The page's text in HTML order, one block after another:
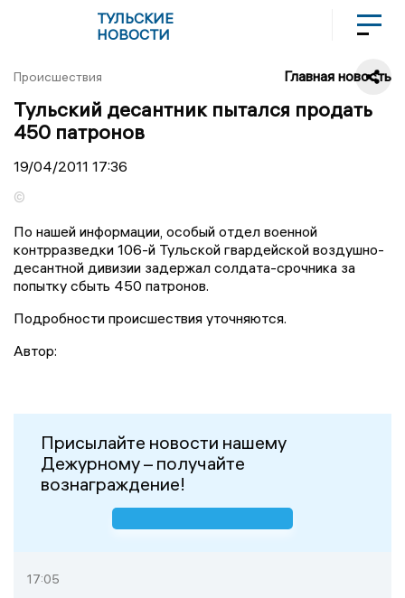
ТУЛЬСКИЕ
НОВОСТИ
Происшествия Главная новость
Тульский десантник пытался продать
450 патронов
19/04/2011 17:36
©
По нашей информации, особый отдел военной
контрразведки 106-й Тульской гвардейской воздушно-
десантной дивизии задержал солдата-срочника за
попытку сбыть 450 патронов.
Подробности происшествия уточняются.
Автор:
Присылайте новости нашему
Дежурному – получайте
вознаграждение!
17:05